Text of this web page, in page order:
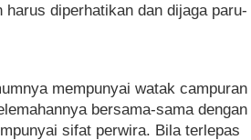
harus diperhatikan dan dijaga paru-
mempunyai watak campuran
bersama-sama dengan
sifat perwira. Bila terlepas